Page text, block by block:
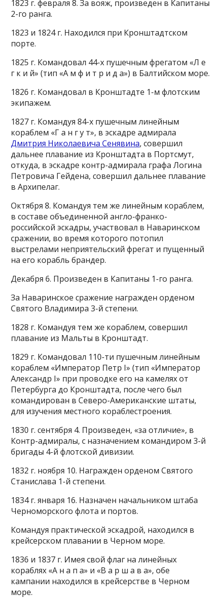
1823 г. февраля 8. За вояж, произведен в Капитаны
2-го ранга.
1823 и 1824 г. Находился при Кронштадтском
порте.
1825 г. Командовал 44-х пушечным фрегатом «Л е
г к и й» (тип «А м ф и т р и д а») в Балтийском море.
1826 г. Командовал в Кронштадте 1-м флотским
экипажем.
1827 г. Командуя 84-х пушечным линейным
кораблем «Г а н г у т», в эскадре адмирала
Дмитрия Николаевича Сенявина, совершил
дальнее плавание из Кронштадта в Портсмут,
откуда, в эскадре контр-адмирала графа Логина
Петровича Гейдена, совершил дальнее плавание
в Архипелаг.
Октября 8. Командуя тем же линейным кораблем,
в составе объединенной англо-франко-
российской эскадры, участвовал в Наваринском
сражении, во время которого потопил
выстрелами неприятельский фрегат и пущенный
на его корабль брандер.
Декабря 6. Произведен в Капитаны 1-го ранга.
За Наваринское сражение награжден орденом
Святого Владимира 3-й степени.
1828 г. Командуя тем же кораблем, совершил
плавание из Мальты в Кронштадт.
1829 г. Командовал 110-ти пушечным линейным
кораблем «Император Петр I» (тип «Император
Александр I» при проводке его на камелях от
Петербурга до Кронштадта, после чего был
командирован в Северо-Американские штаты,
для изучения местного кораблестроения.
1830 г. сентября 4. Произведен, «за отличие», в
Контр-адмиралы, с назначением командиром 3-й
бригады 4-й флотской дивизии.
1832 г. ноября 10. Награжден орденом Святого
Станислава 1-й степени.
1834 г. января 16. Назначен начальником штаба
Черноморского флота и портов.
Командуя практической эскадрой, находился в
крейсерском плавании в Черном море.
1836 и 1837 г. Имея свой флаг на линейных
кораблях «А н а п а» и «В а р ш а в а», обе
кампании находился в крейсерстве в Черном
море.